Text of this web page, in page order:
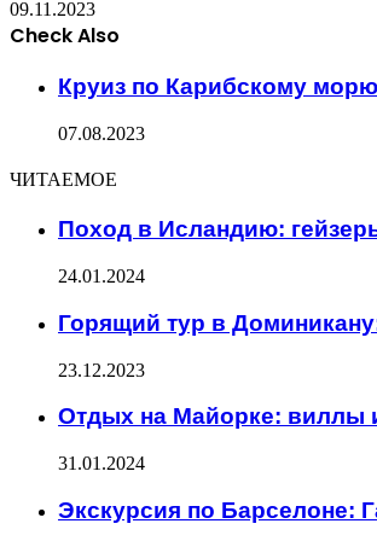
09.11.2023
Check Also
Круиз по Карибскому
07.08.2023
ЧИТАЕМОЕ
Поход в Исландию:
24.01.2024
Горящий тур в
23.12.2023
Отдых на Майорке: виллы
31.01.2024
Экскурсия по Барселоне: